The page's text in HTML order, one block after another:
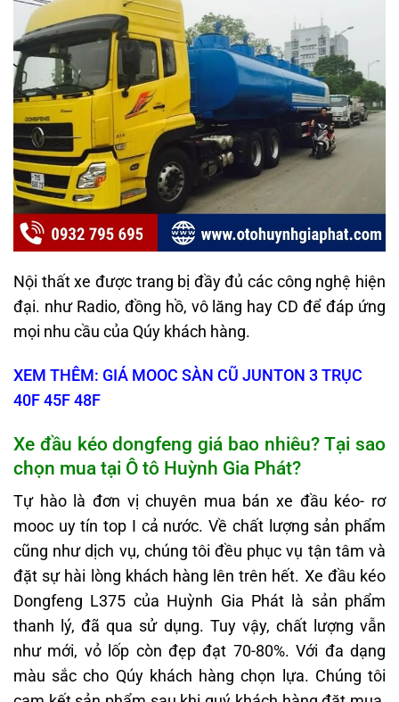
Nội thất xe được trang bị đầy đủ các công nghệ hiện
đại. như Radio, đồng hồ, vô lăng hay CD để đáp ứng
mọi nhu cầu của Qúy khách hàng.
XEM THÊM: GIÁ MOOC SÀN CŨ JUNTON 3 TRỤC
40F 45F 48F
Xe đầu kéo dongfeng giá bao nhiêu?Tại sao
chọn mua tại Ô tô Huỳnh Gia Phát?
Tự hào là đơn vị chuyên mua bán xe đầu kéo- rơ
mooc uy tín top I cả nước. Về chất lượng sản phẩm
cũng như dịch vụ, chúng tôi đều phục vụ tận tâm và
đặt sự hài lòng khách hàng lên trên hết. Xe đầu kéo
Dongfeng L375 của Huỳnh Gia Phát là sản phẩm
thanh lý, đã qua sử dụng. Tuy vậy, chất lượng vẫn
như mới, vỏ lốp còn đẹp đạt 70-80%. Với đa dạng
màu sắc cho Qúy khách hàng chọn lựa. Chúng tôi